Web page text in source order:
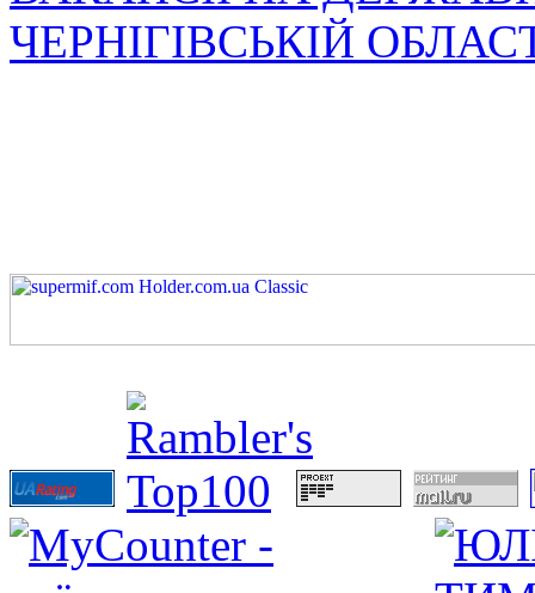
ЧЕРНІГІВСЬКІЙ